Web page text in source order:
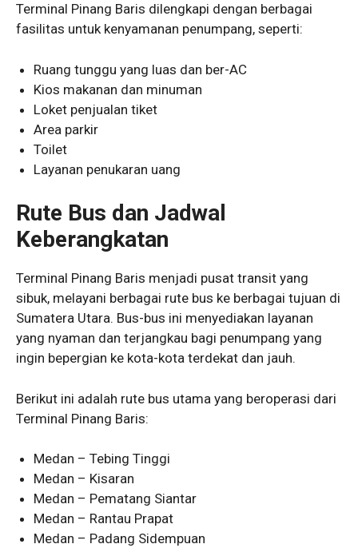
Terminal Pinang Baris dilengkapi dengan berbagai
fasilitas untuk kenyamanan penumpang, seperti:
Ruang tunggu yang luas dan ber-AC
Kios makanan dan minuman
Loket penjualan tiket
Area parkir
Toilet
Layanan penukaran uang
Rute Bus dan Jadwal
Keberangkatan
Terminal Pinang Baris menjadi pusat transit yang
sibuk, melayani berbagai rute bus ke berbagai tujuan di
Sumatera Utara. Bus-bus ini menyediakan layanan
yang nyaman dan terjangkau bagi penumpang yang
ingin bepergian ke kota-kota terdekat dan jauh.
Berikut ini adalah rute bus utama yang beroperasi dari
Terminal Pinang Baris:
Medan – Tebing Tinggi
Medan – Kisaran
Medan – Pematang Siantar
Medan – Rantau Prapat
Medan – Padang Sidempuan